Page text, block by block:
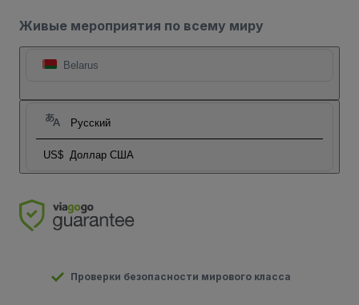
Живые мероприятия по всему миру
Belarus
Русский
US$ Доллар США
Проверки безопасности мирового класса